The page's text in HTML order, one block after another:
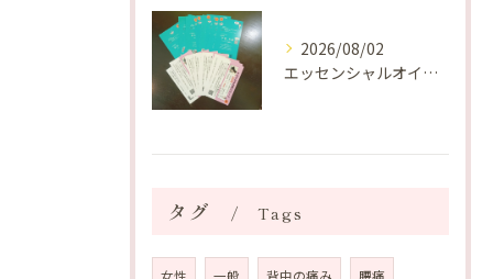
2026/08/02
エッセンシャルオイルプレゼントご当選番号発表 2026年8月
タグ Tags